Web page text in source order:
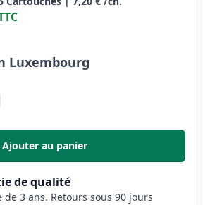
Luxembourg
pour ajuster
Ajouter au panier
,Pack de 5 Brother LC3213
de qualité
de 3 ans. Retours sous 90 jours